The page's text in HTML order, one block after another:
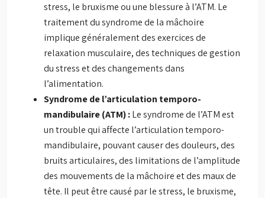
stress, le bruxisme ou une blessure à l’ATM. Le
traitement du syndrome de la mâchoire
implique généralement des exercices de
relaxation musculaire, des techniques de gestion
du stress et des changements dans
l’alimentation.
Syndrome de l’articulation temporo-
mandibulaire (ATM) :Le syndrome de l’ATM est
un trouble qui affecte l’articulation temporo-
mandibulaire, pouvant causer des douleurs, des
bruits articulaires, des limitations de l’amplitude
des mouvements de la mâchoire et des maux de
tête. Il peut être causé par le stress, le bruxisme,